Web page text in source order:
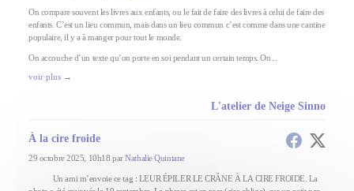
On compare souvent les livres aux enfants, ou le fait de faire des livres à celui de faire des
enfants. C’est un lieu commun, mais dans un lieu commun c’est comme dans une cantine
populaire, il y a à manger pour tout le monde.
On accouche d’un texte qu’on porte en soi pendant un certain temps. On...
voir plus →
L'atelier de Neige Sinno
À la cire froide
29 octobre 2025, 10h18 parNathalie Quintane
Un ami m’envoie ce tag : LEUR ÉPILER LE CRÂNE À LA CIRE FROIDE. La